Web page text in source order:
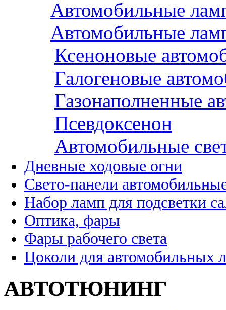
Автомобильные
Автомобильные
Ксеноновые
Галогеновые
Газонаполненные
Псевдоксенон
Автомобильные
Дневные ходовые огни
Свето-панели
Набор ламп для подсветки
Оптика, фары
Фары рабочего света
Цоколи для автомобильных
АВТОТЮНИНГ